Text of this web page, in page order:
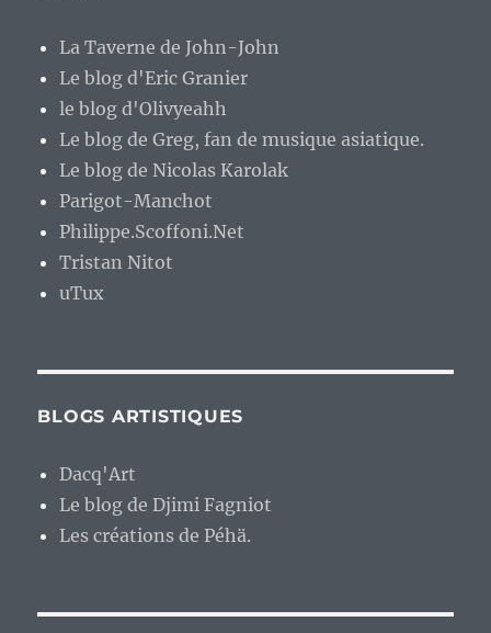
La Taverne de John-John
Le blog d'Eric Granier
le blog d'Olivyeahh
Le blog de Greg, fan de musique asiatique.
Le blog de Nicolas Karolak
Parigot-Manchot
Philippe.Scoffoni.Net
Tristan Nitot
uTux
BLOGS ARTISTIQUES
Dacq'Art
Le blog de Djimi Fagniot
Les créations de Péhä.